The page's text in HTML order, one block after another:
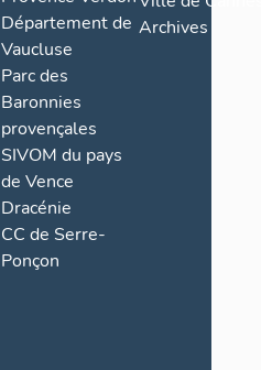
Département de
Vaucluse
Parc des
Baronnies
provençales
SIVOM du pays
de Vence
Dracénie
CC de Serre-
Ponçon
Archives